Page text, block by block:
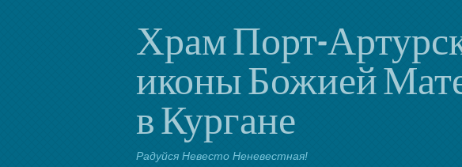
Храм Порт-
иконы Божией
в Кургане
Радуйся Невесто Неневестная!